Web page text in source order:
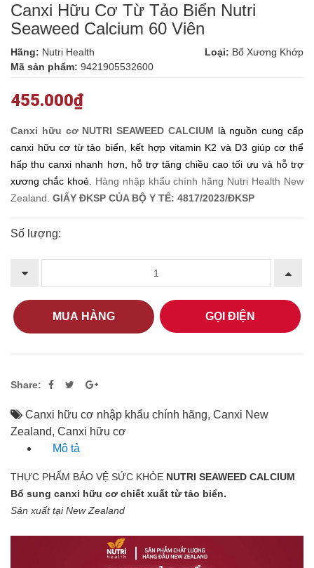
Canxi Hữu Cơ Từ Tảo Biển Nutri
Seaweed Calcium 60 Viên
Hãng: Nutri Health Loại: Bổ Xương Khớp
Mã sản phẩm: 9421905532600
455.000₫
Canxi hữu cơ NUTRI SEAWEED CALCIUM là nguồn cung cấp
canxi hữu cơ từ tảo biển, kết hợp vitamin K2 và D3 giúp cơ thể
hấp thu canxi nhanh hơn, hỗ trợ tăng chiều cao tối ưu và hỗ trợ
xương chắc khoẻ. Hàng nhập khẩu chính hãng Nutri Health New
Zealand. GIẤY ĐKSP CỦA BỘ Y TẾ: 4817/2023/ĐKSP
Số lượng:
MUA HÀNG GỌI ĐIỆN
Share:
Canxi hữu cơ nhập khẩu chính hãng, Canxi New
Zealand, Canxi hữu cơ
Mô tả
THỰC PHẨM BẢO VỆ SỨC KHỎE NUTRI SEAWEED CALCIUM
Bổ sung canxi hữu cơ chiết xuất từ tảo biển.
Sản xuất tại New Zealand